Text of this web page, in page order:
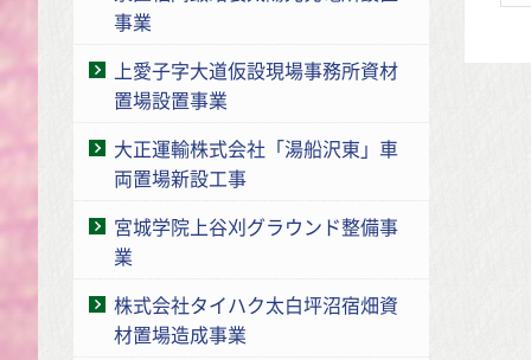
事業
上愛子字大道仮設現場事務所資材
置場設置事業
大正運輸株式会社「湯船沢東」車
両置場新設工事
宮城学院上谷刈グラウンド整備事
業
株式会社タイハク太白坪沼宿畑資
材置場造成事業